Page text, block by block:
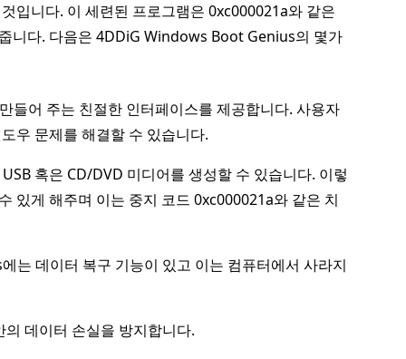
입니다. 이 세련된 프로그램은 0xc000021a와 같은
니다. 다음은 4DDiG Windows Boot Genius의 몇가
어 주는 친절한 인터페이스를 제공합니다. 사용자
우 문제를 해결할 수 있습니다.
혹은 CD/DVD 미디어를 생성할 수 있습니다. 이렇
있게 해주며 이는 중지 코드 0xc000021a와 같은 치
데이터 복구 기능이 있고 이는 컴퓨터에서 사라지
데이터 손실을 방지합니다.